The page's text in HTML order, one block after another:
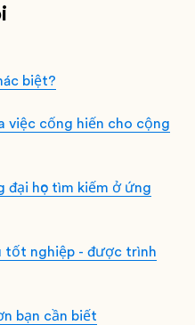
biệt?
việc cống hiến cho cộng
học tìm kiếm ở ứng
tốt nghiệp - được trình
bạn cần biết